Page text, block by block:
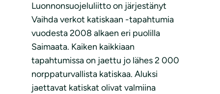
Luonnonsuojeluliitto on järjestänyt
Vaihda verkot katiskaan -tapahtumia
vuodesta 2008 alkaen eri puolilla
Saimaata. Kaiken kaikkiaan
tapahtumissa on jaettu jo lähes 2 000
norppaturvallista katiskaa. Aluksi
jaettavat katiskat olivat valmiina